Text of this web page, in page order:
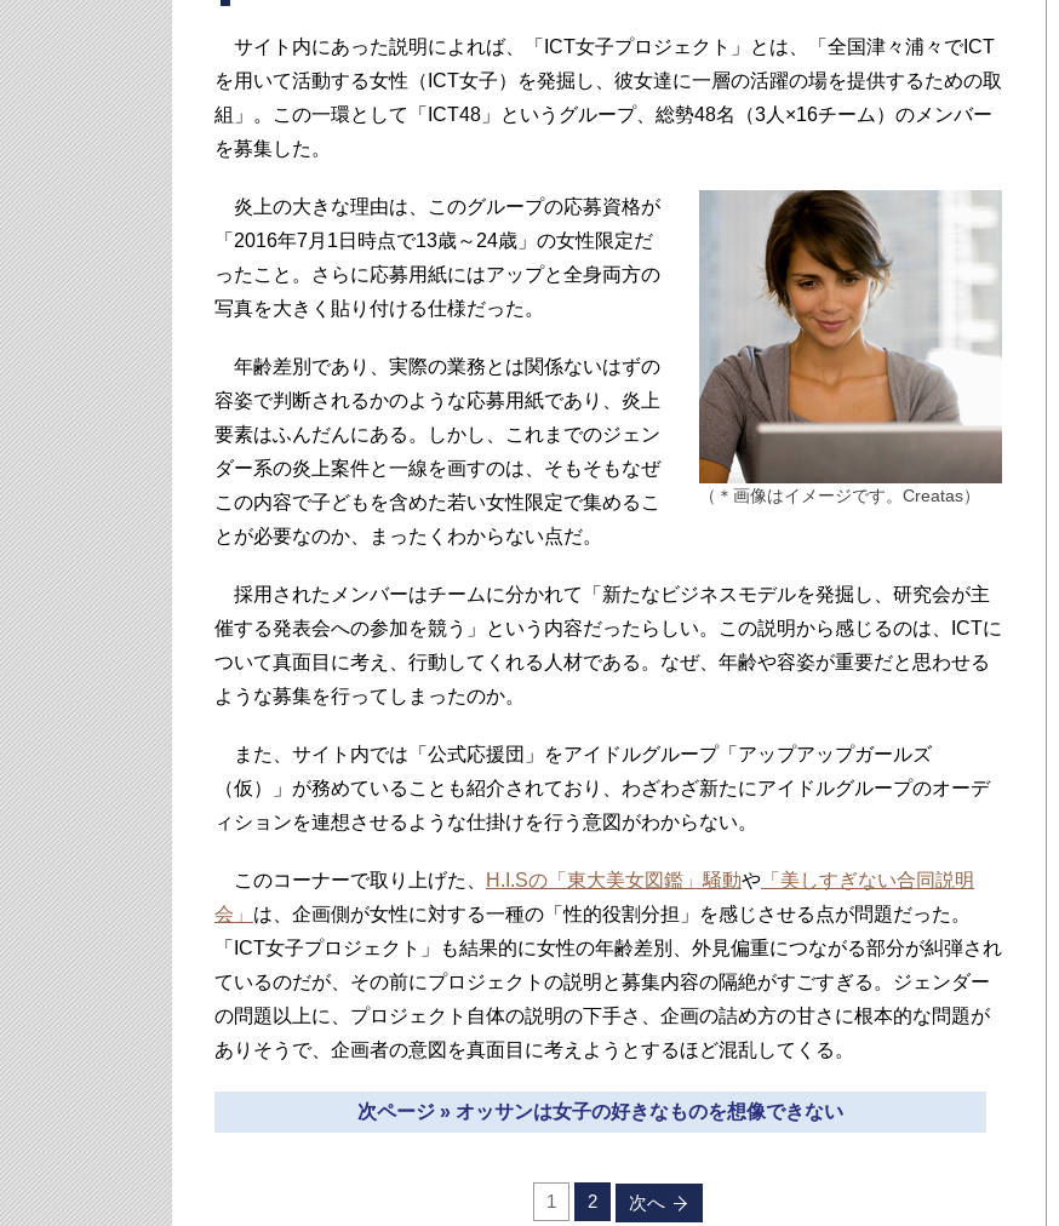
サイト内にあった説明によれば、「ICT女子プロジェクト」とは、「全国津々浦々でICT
を用いて活動する女性（ICT女子）を発掘し、彼女達に一層の活躍の場を提供するための取
組」。この一環として「ICT48」というグループ、総勢48名（3人×16チーム）のメンバー
を募集した。
（＊画像はイメージです。Creatas）
炎上の大きな理由は、このグループの応募資格が
「2016年7月1日時点で13歳～24歳」の女性限定だ
ったこと。さらに応募用紙にはアップと全身両方の
写真を大きく貼り付ける仕様だった。
年齢差別であり、実際の業務とは関係ないはずの
容姿で判断されるかのような応募用紙であり、炎上
要素はふんだんにある。しかし、これまでのジェン
ダー系の炎上案件と一線を画すのは、そもそもなぜ
この内容で子どもを含めた若い女性限定で集めるこ
とが必要なのか、まったくわからない点だ。
採用されたメンバーはチームに分かれて「新たなビジネスモデルを発掘し、研究会が主
催する発表会への参加を競う」という内容だったらしい。この説明から感じるのは、ICTに
ついて真面目に考え、行動してくれる人材である。なぜ、年齢や容姿が重要だと思わせる
ような募集を行ってしまったのか。
また、サイト内では「公式応援団」をアイドルグループ「アップアップガールズ
（仮）」が務めていることも紹介されており、わざわざ新たにアイドルグループのオーデ
ィションを連想させるような仕掛けを行う意図がわからない。
このコーナーで取り上げた、 H.I.Sの「東大美女図鑑」騒動や 「美しすぎない合同説明
会」 は、企画側が女性に対する一種の「性的役割分担」を感じさせる点が問題だった。
「ICT女子プロジェクト」も結果的に女性の年齢差別、外見偏重につながる部分が糾弾され
ているのだが、その前にプロジェクトの説明と募集内容の隔絶がすごすぎる。ジェンダー
の問題以上に、プロジェクト自体の説明の下手さ、企画の詰め方の甘さに根本的な問題が
ありそうで、企画者の意図を真面目に考えようとするほど混乱してくる。
次ページ » オッサンは女子の好きなものを想像できない
1 2 次へ